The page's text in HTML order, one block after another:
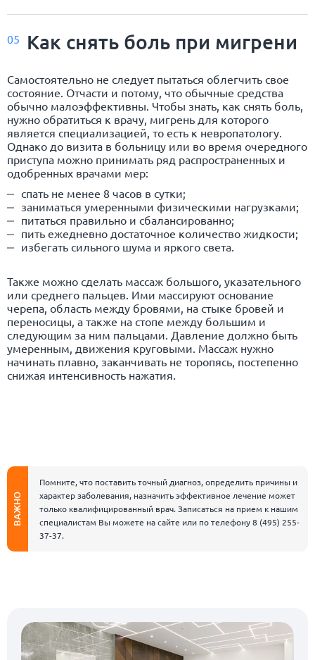
05 Как снять боль при мигрени
Самостоятельно не следует пытаться облегчить свое
состояние. Отчасти и потому, что обычные средства
обычно малоэффективны. Чтобы знать, как снять боль,
нужно обратиться к врачу, мигрень для которого
является специализацией, то есть к невропатологу.
Однако до визита в больницу или во время очередного
приступа можно принимать ряд распространенных и
одобренных врачами мер:
спать не менее 8 часов в сутки;
заниматься умеренными физическими нагрузками;
питаться правильно и сбалансированно;
пить ежедневно достаточное количество жидкости;
избегать сильного шума и яркого света.
Также можно сделать массаж большого, указательного
или среднего пальцев. Ими массируют основание
черепа, область между бровями, на стыке бровей и
переносицы, а также на стопе между большим и
следующим за ним пальцами. Давление должно быть
умеренным, движения круговыми. Массаж нужно
начинать плавно, заканчивать не торопясь, постепенно
снижая интенсивность нажатия.
ВАЖНО
Помните, что поставить точный диагноз, определить причины и
характер заболевания, назначить эффективное лечение может
только квалифицированный врач. Записаться на прием к нашим
специалистам Вы можете на сайте или по телефону8 (495) 255-
37-37.